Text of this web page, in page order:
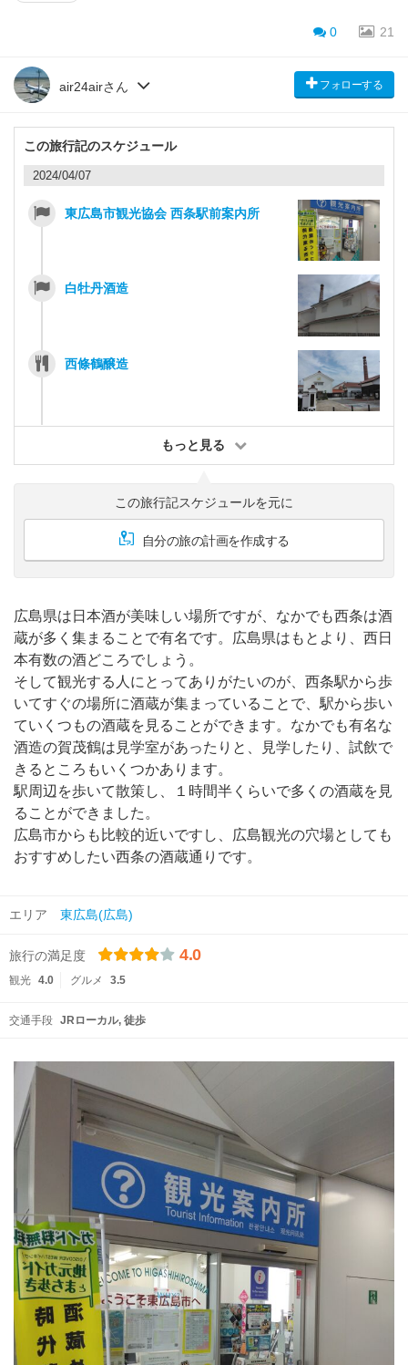
0 21
air24airさん フォローする
この旅行記のスケジュール
2024/04/07
東広島市観光協会 西条駅前案内所
白牡丹酒造
西條鶴醸造
もっと見る
この旅行記スケジュールを元に
自分の旅の計画を作成する
広島県は日本酒が美味しい場所ですが、なかでも西条は酒
蔵が多く集まることで有名です。広島県はもとより、西日
本有数の酒どころでしょう。
そして観光する人にとってありがたいのが、西条駅から歩
いてすぐの場所に酒蔵が集まっていることで、駅から歩い
ていくつもの酒蔵を見ることができます。なかでも有名な
酒造の賀茂鶴は見学室があったりと、見学したり、試飲で
きるところもいくつかあります。
駅周辺を歩いて散策し、１時間半くらいで多くの酒蔵を見
ることができました。
広島市からも比較的近いですし、広島観光の穴場としても
おすすめしたい西条の酒蔵通りです。
エリア 東広島(広島)
旅行の満足度 4.0
観光 4.0 グルメ 3.5
交通手段 JRローカル 徒歩